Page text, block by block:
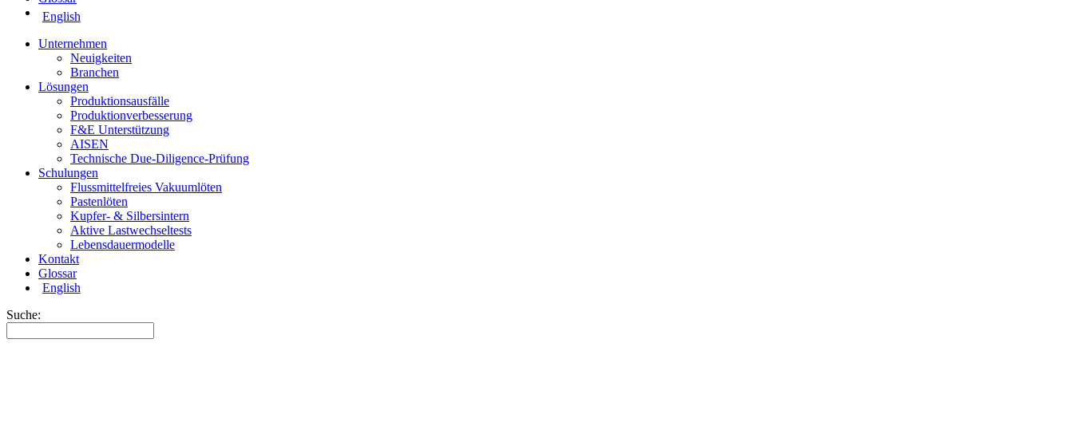
English
Unternehmen
Neuigkeiten
Branchen
Lösungen
Produktionsausfälle
Produktionverbesserung
F&E Unterstützung
AISEN
Technische Due-Diligence-Prüfung
Schulungen
Flussmittelfreies Vakuumlöten
Pastenlöten
Kupfer- & Silbersintern
Aktive Lastwechseltests
Lebensdauermodelle
Kontakt
Glossar
English
Suche: